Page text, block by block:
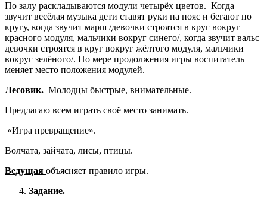
По залу раскладываются модули четырёх цветов. Когда
звучит весёлая музыка дети ставят руки на пояс и бегают по
кругу, когда звучит марш /девочки строятся в круг вокруг
красного модуля, мальчики вокруг синего/, когда звучит вальс
девочки строятся в круг вокруг жёлтого модуля, мальчики
вокруг зелёного/. По мере продолжения игры воспитатель
меняет место положения модулей.
Лесовик. Молодцы быстрые, внимательные.
Предлагаю всем играть своё место занимать.
«Игра превращение».
Волчата, зайчата, лисы, птицы.
Ведущая объясняет правило игры.
Задание.